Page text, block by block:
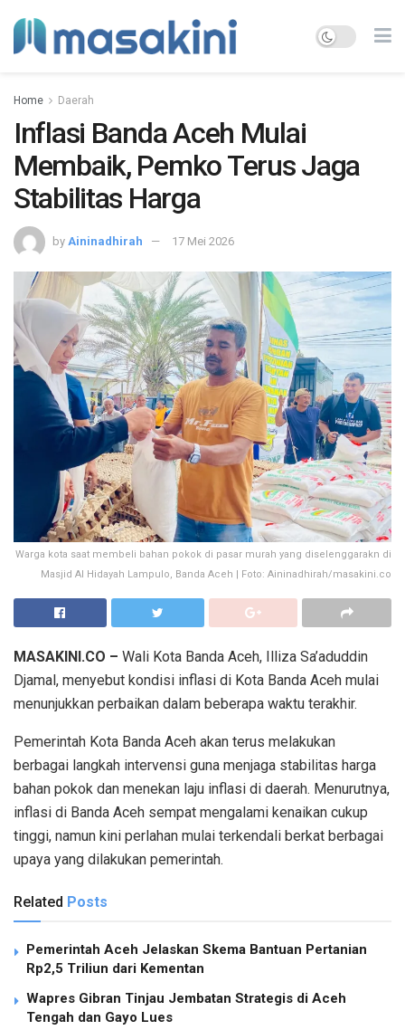
Home Daerah
Inflasi Banda Aceh Mulai
Membaik, Pemko Terus Jaga
Stabilitas Harga
by Aininadhirah 17 Mei 2026
Warga kota saat membeli bahan pokok di pasar murah yang diselenggarakn di
Masjid Al Hidayah Lampulo, Banda Aceh | Foto: Aininadhirah/masakini.co
MASAKINI.CO – Wali Kota Banda Aceh, Illiza Sa’aduddin
Djamal, menyebut kondisi inflasi di Kota Banda Aceh mulai
menunjukkan perbaikan dalam beberapa waktu terakhir.
Pemerintah Kota Banda Aceh akan terus melakukan
berbagai langkah intervensi guna menjaga stabilitas harga
bahan pokok dan menekan laju inflasi di daerah. Menurutnya,
inflasi di Banda Aceh sempat mengalami kenaikan cukup
tinggi, namun kini perlahan mulai terkendali berkat berbagai
upaya yang dilakukan pemerintah.
Related Posts
Pemerintah Aceh Jelaskan Skema Bantuan Pertanian
Rp2,5 Triliun dari Kementan
Wapres Gibran Tinjau Jembatan Strategis di Aceh
Tengah dan Gayo Lues